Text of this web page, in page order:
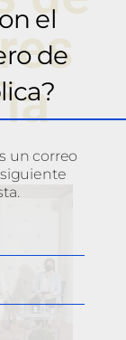
el
de
un correo